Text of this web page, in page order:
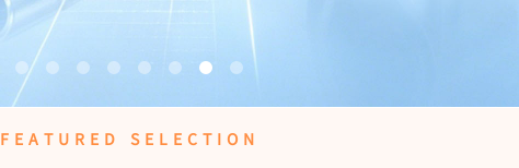
FEATURED SELECTION